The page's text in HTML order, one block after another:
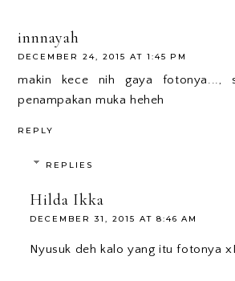
innnayah
DECEMBER 24, 2015 AT 1:45 PM
makin kece nih gaya fotonya...,
penampakan muka heheh
REPLY
REPLIES
Hilda Ikka
DECEMBER 31, 2015 AT 8:46 AM
Nyusuk deh kalo yang itu fotonya